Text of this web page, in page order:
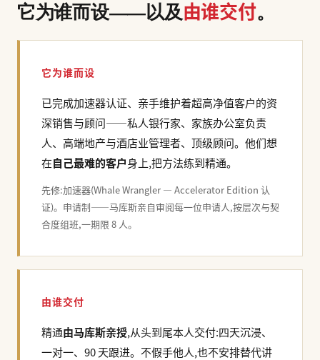
它为谁而设——以及由谁交付。
它为谁而设
已完成加速器认证、亲手维护着超高净值客户的资
深销售与顾问——私人银行家、家族办公室负责
人、高端地产与酒店业管理者、顶级顾问。他们想
在自己最难的客户身上,把方法练到精通。
先修:加速器(Whale Wrangler — Accelerator Edition 认
证)。申请制——马库斯亲自审阅每一位申请人,按层次与契
合度组班,一期限 8 人。
由谁交付
精通由马库斯亲授,从头到尾本人交付:四天沉浸、
一对一、90 天跟进。不假手他人,也不安排替代讲